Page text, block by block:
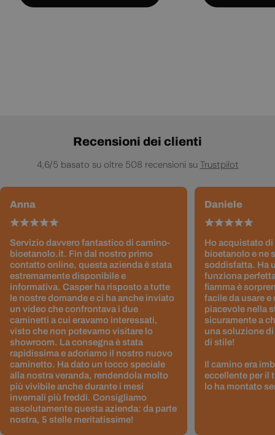
Recensioni dei clienti
4,6/5 basato su oltre 508 recensioni su Trustpilot
Anna
Servizio davvero fantastico di camino-
bioetanolo.it. Fin dal nostro primo
contatto online, questa azienda è stata
estremamente disponibile e
informativa. Casper ha risposto a tutte
le nostre domande e ci ha anche inviato
un video che confrontava i due
caminetti a cui eravamo interessati,
visto che non potevamo visitare lo
showroom. La consegna è stata
rapidissima e adoriamo il nostro nuovo
caminetto. Ha dato un tocco speciale
alla nostra veranda, rendendola molto
più vivibile anche durante i mesi
invernali più freddi. Consigliamo
assolutamente questa azienda: da parte
nostra, 5 stelle meritatissime!
Daniele
Ho acquistato di
bioetanolo e ne
soddisfatta. Ha
funziona
fiamma è
facile da usare e
piacevole nella
sicuramente a
una soluzione
di stile!
Il camino era
eccellente per il
lo ha montato